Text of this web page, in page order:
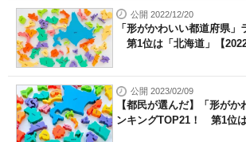
公開 2022/12/20
「形がかわいい都道府県」
第1位は「北海道」【
公開 2023/02/09
【都民が選んだ】「形が
ンキングTOP21！ 第1位